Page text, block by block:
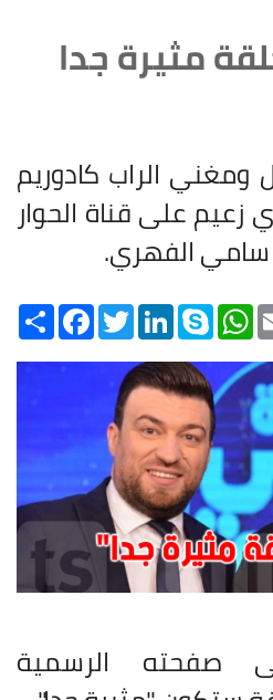
مثيرة جدا
ومغني الراب كادوريم
على قناة الحوار
الفهري.
Share
FacebookTwitterLinkedInSkype
WhatsApp
صفحته الرسمية